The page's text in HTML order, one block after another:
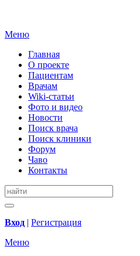
Меню
Главная
О проекте
Пациентам
Врачам
Wiki-статьи
Фото и видео
Новости
Поиск врача
Поиск клиники
Форум
Чаво
Контакты
Вход | Регистрация
Меню